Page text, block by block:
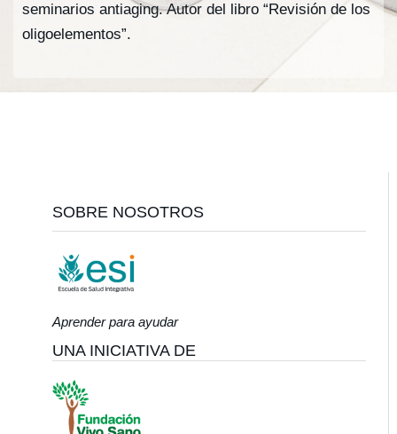
seminarios antiaging. Autor del libro “Revisión de los
oligoelementos”.
SOBRE NOSOTROS
Aprender para ayudar
UNA INICIATIVA DE